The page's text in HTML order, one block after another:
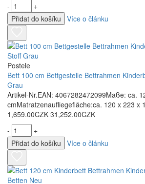
-
+
Přidat do košíku
Více o článku
Postele
Bett 100 cm Bettgestelle Bettrahmen
Grau
Artikel-Nr.EAN: 4067282472099Maße: ca.
cmMatratzenaufliegefläche:ca. 120 x 223 x
1,659.00CZK 31,252.00CZK
-
+
Přidat do košíku
Více o článku